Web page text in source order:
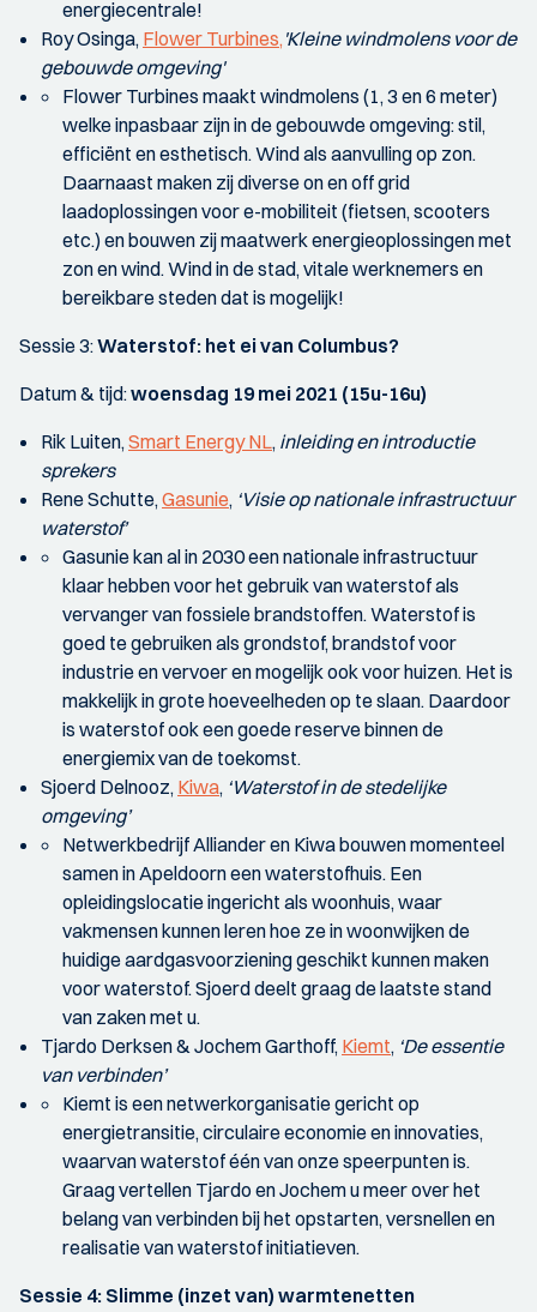
energiecentrale!
Roy Osinga, Flower Turbines, 'Kleine windmolens voor de
gebouwde omgeving'
Flower Turbines maakt windmolens (1, 3 en 6 meter)
welke inpasbaar zijn in de gebouwde omgeving: stil,
efficiënt en esthetisch. Wind als aanvulling op zon.
Daarnaast maken zij diverse on en off grid
laadoplossingen voor e-mobiliteit (fietsen, scooters
etc.) en bouwen zij maatwerk energieoplossingen met
zon en wind. Wind in de stad, vitale werknemers en
bereikbare steden dat is mogelijk!
Sessie 3:Waterstof: het ei van Columbus?
Datum & tijd:woensdag 19 mei 2021 (15u-16u)
Rik Luiten,Smart Energy NL, inleiding en introductie
sprekers
Rene Schutte,Gasunie, ‘Visie op nationale infrastructuur
waterstof’
Gasunie kan al in 2030 een nationale infrastructuur
klaar hebben voor het gebruik van waterstof als
vervanger van fossiele brandstoffen. Waterstof is
goed te gebruiken als grondstof, brandstof voor
industrie en vervoer en mogelijk ook voor huizen. Het is
makkelijk in grote hoeveelheden op te slaan. Daardoor
is waterstof ook een goede reserve binnen de
energiemix van de toekomst.
Sjoerd Delnooz, Kiwa, ‘Waterstof in de stedelijke
omgeving’
Netwerkbedrijf Alliander en Kiwa bouwen momenteel
samen in Apeldoorn een waterstofhuis. Een
opleidingslocatie ingericht als woonhuis, waar
vakmensen kunnen leren hoe ze in woonwijken de
huidige aardgasvoorziening geschikt kunnen maken
voor waterstof. Sjoerd deelt graag de laatste stand
van zaken met u.
Tjardo Derksen & Jochem Garthoff, Kiemt, ‘De essentie
van verbinden’
Kiemt is een netwerkorganisatie gericht op
energietransitie, circulaire economie en innovaties,
waarvan waterstof één van onze speerpunten is.
Graag vertellen Tjardo en Jochem u meer over het
belang van verbinden bij het opstarten, versnellen en
realisatie van waterstof initiatieven.
Sessie 4: Slimme (inzet van) warmtenetten